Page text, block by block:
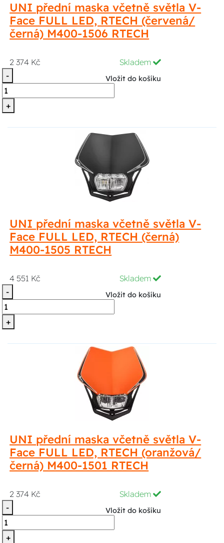
UNI přední maska včetně světla V-
Face FULL LED, RTECH (červená/
černá) M400-1506 RTECH
2 374 Kč
Skladem
-
+
Vložit do košíku
UNI přední maska včetně světla V-
Face FULL LED, RTECH (černá)
M400-1505 RTECH
4 551 Kč
Skladem
-
+
Vložit do košíku
UNI přední maska včetně světla V-
Face FULL LED, RTECH (oranžová/
černá) M400-1501 RTECH
2 374 Kč
Skladem
-
+
Vložit do košíku